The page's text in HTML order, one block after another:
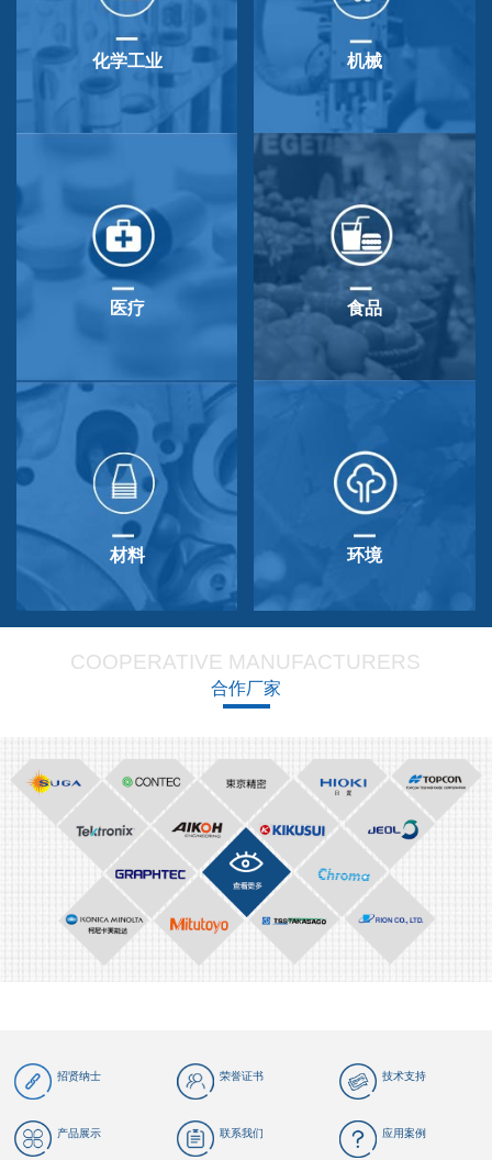
化学工业 机械
医疗 食品
材料 环境
COOPERATIVE MANUFACTURERS
合作厂家
招贤纳士 荣誉证书 技术支持
产品展示 联系我们 应用案例